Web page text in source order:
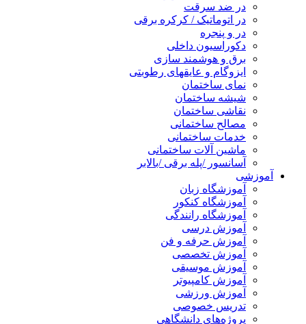
در ضد سرقت
در اتوماتیک / کرکره برقی
در و پنجره
دکوراسیون داخلی
برق و هوشمند سازی
ایزوگام و عایقهای رطوبتی
نمای ساختمان
شیشه ساختمان
نقاشی ساختمان
مصالح ساختمانی
خدمات ساختمانی
ماشین آلات ساختمانی
آسانسور /پله برقی /بالابر
آموزشی
آموزشگاه زبان
آموزشگاه کنکور
آموزشگاه رانندگی
آموزش درسی
آموزش حرفه و فن
آموزش تخصصی
آموزش موسیقی
آموزش کامپیوتر
آموزش ورزشی
تدریس خصوصی
پروژه‌های دانشگاهی